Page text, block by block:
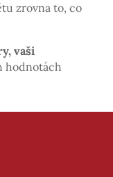
zrovna to, co
vaši
hodnotách